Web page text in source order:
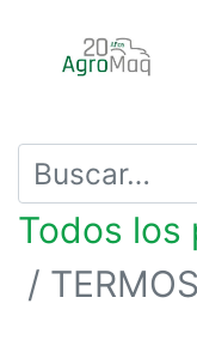
Todos los